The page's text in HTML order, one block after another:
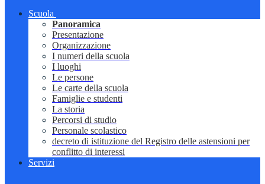
Scuola
Panoramica
Presentazione
Organizzazione
I numeri della scuola
I luoghi
Le persone
Le carte della scuola
Famiglie e studenti
La storia
Percorsi di studio
Personale scolastico
decreto di istituzione del Registro delle astensioni per
conflitto di interessi
Servizi